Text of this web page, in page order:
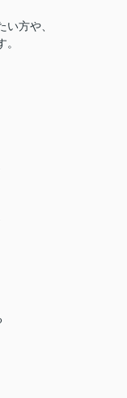
方や、